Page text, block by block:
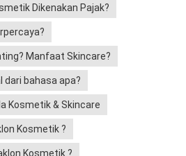
Dikenakan Pajak?
Manfaat Skincare?
dari bahasa apa?
Kosmetik & Skincare
Kosmetik ?
Kosmetik ?